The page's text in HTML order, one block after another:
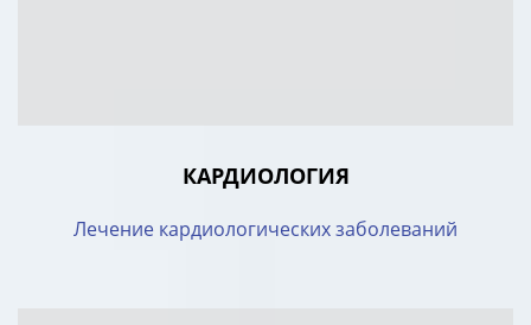
КАРДИОЛОГИЯ
Лечение кардиологических заболеваний